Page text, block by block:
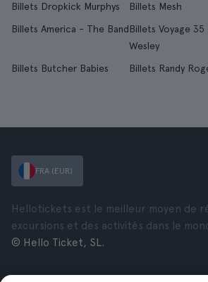
Billets Dropkick Murphys
Billets Mesh
Billets America - The BandBillets Voyage
Wesley
Billets Butcher Babies
Billets Randy
FRA (EUR)
Hellotickets est le meilleur moyen de
excursions et des activités dans le
© Hello Ticket, SL.